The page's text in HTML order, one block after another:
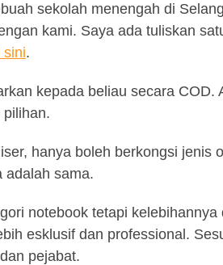
sekolah menengah di
kami. Saya ada tuliskan
sini.
kepada beliau secara COD.
pilihan.
hanya boleh berkongsi jenis
adalah sama.
notebook tetapi
esklusif dan professional.
pejabat.